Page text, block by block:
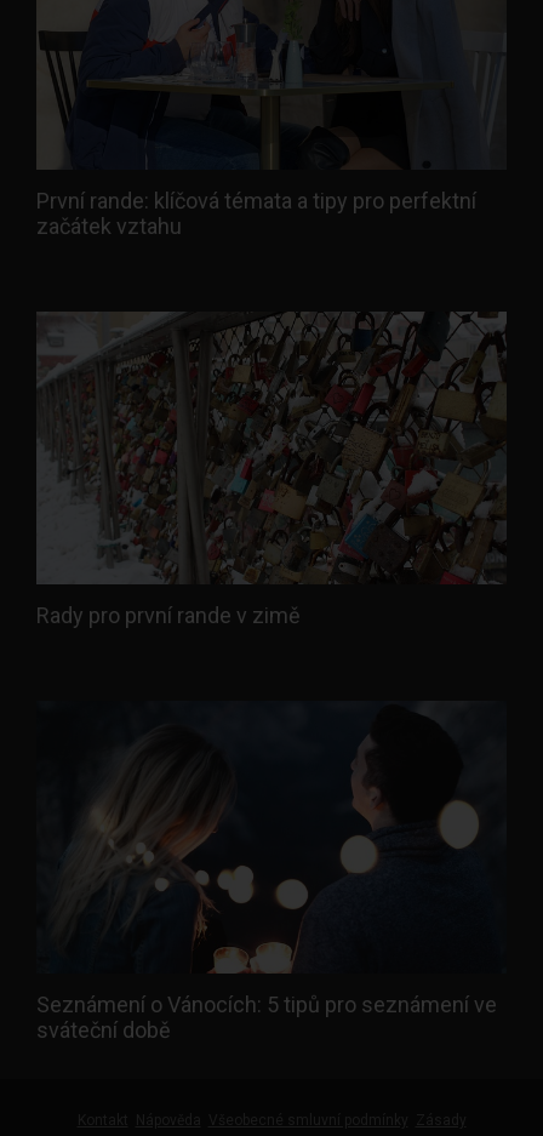
První rande: klíčová témata a tipy pro perfektní
začátek vztahu
Rady pro první rande v zimě
Seznámení o Vánocích: 5 tipů pro seznámení ve
sváteční době